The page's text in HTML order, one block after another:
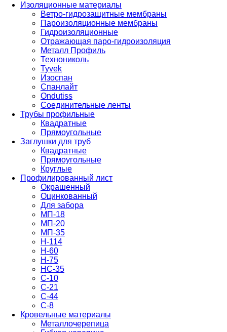
Изоляционные материалы
Ветро-гидрозащитные мембраны
Пароизоляционные мембраны
Гидроизоляционные
Отражающая паро-гидроизоляция
Металл Профиль
Технониколь
Tyvek
Изоспан
Спанлайт
Ondutiss
Соединительные ленты
Трубы профильные
Квадратные
Прямоугольные
Заглушки для труб
Квадратные
Прямоугольные
Круглые
Профилированный лист
Окрашенный
Оцинкованный
Для забора
МП-18
МП-20
МП-35
Н-114
Н-60
Н-75
НС-35
С-10
С-21
С-44
С-8
Кровельные материалы
Металлочерепица